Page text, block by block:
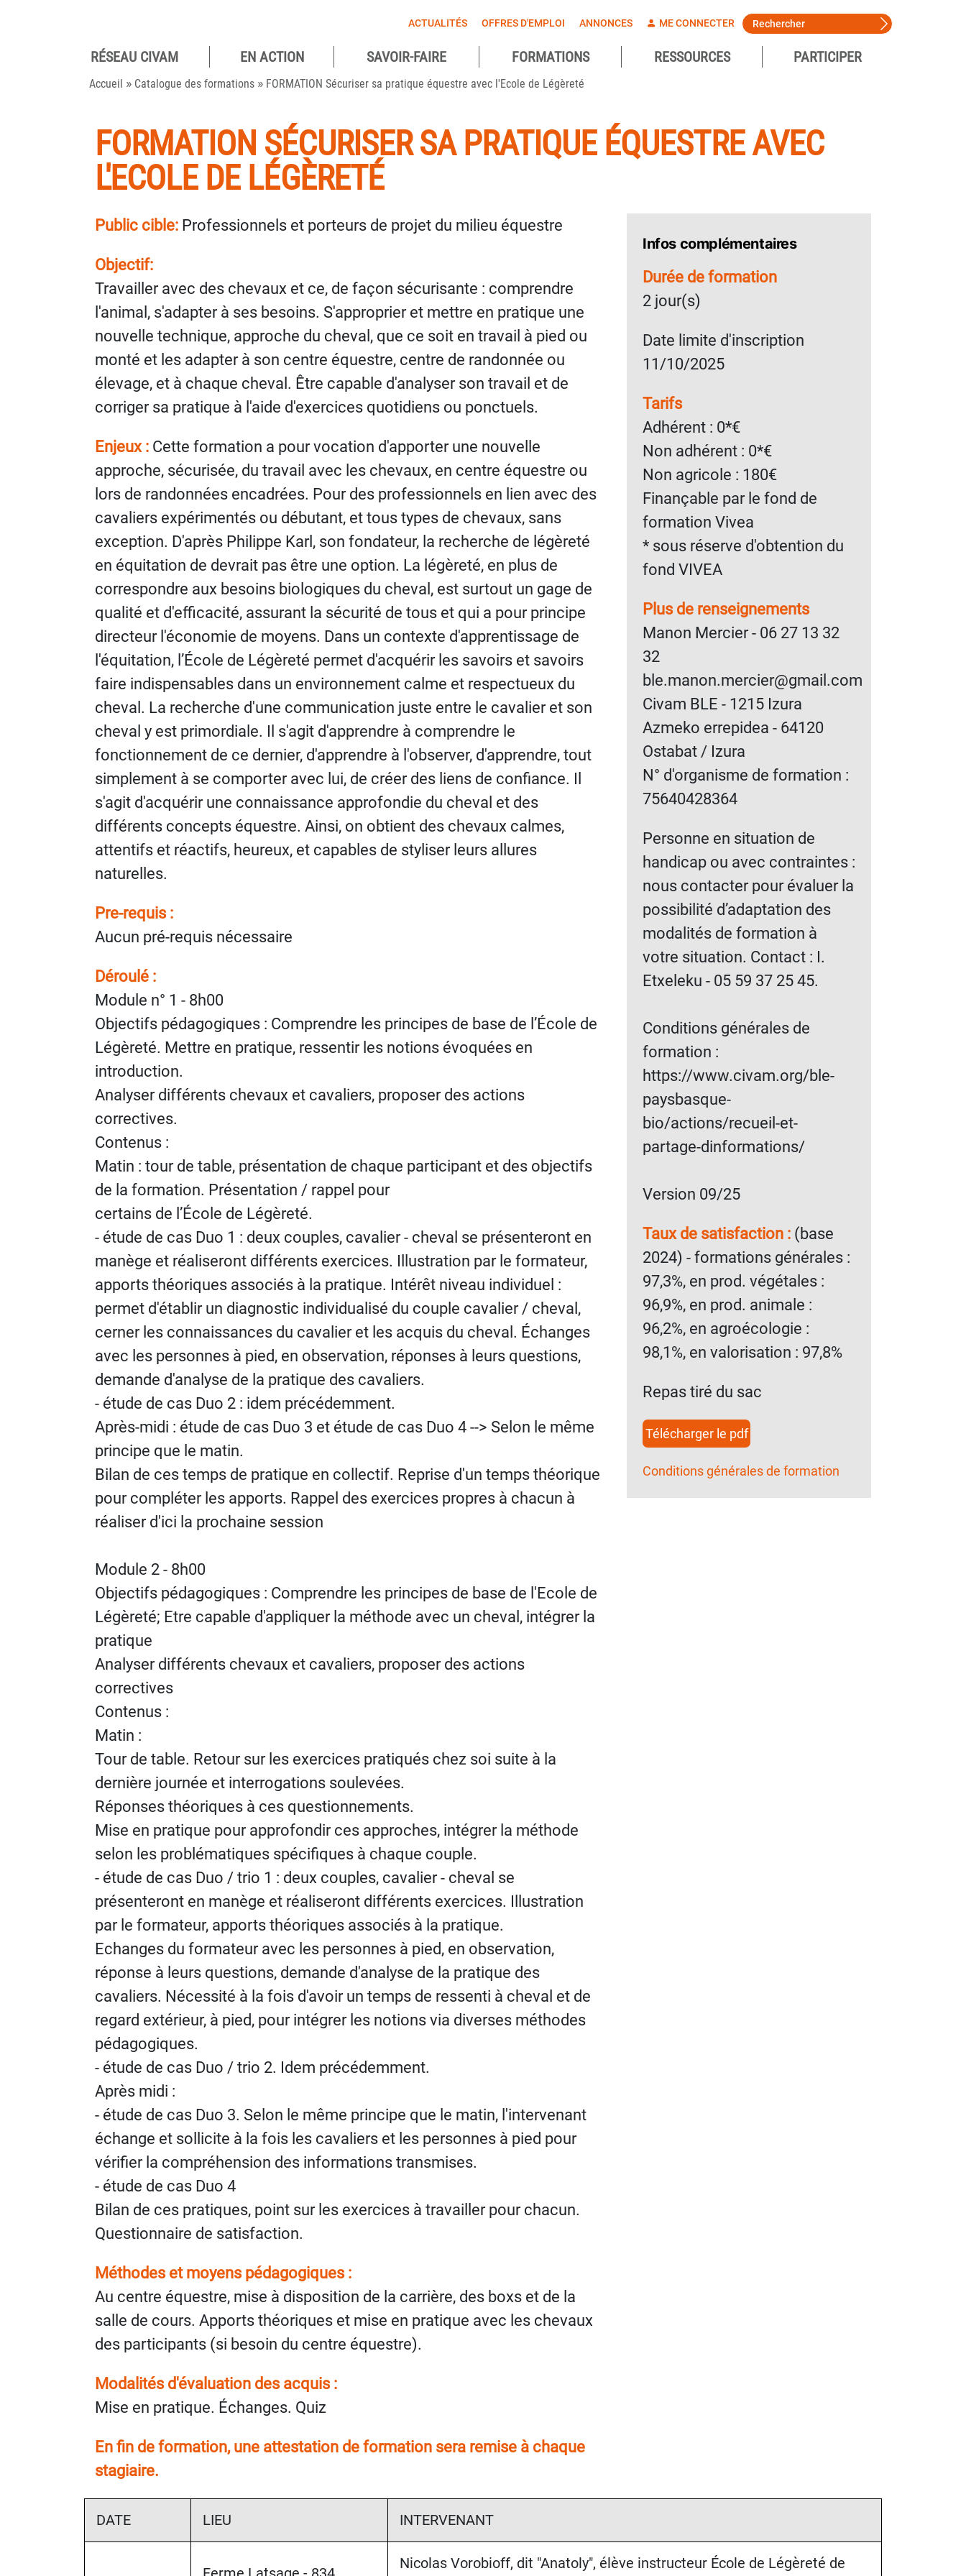
ACTUALITÉS OFFRES D'EMPLOI ANNONCES ME CONNECTER
Pour des
campagnes
vivantes
RÉSEAU CIVAM EN ACTION SAVOIR-FAIRE FORMATIONS RESSOURCES PARTICIPER
Accueil » Catalogue des formations » FORMATION Sécuriser sa pratique équestre avec l'Ecole de Légèreté
FORMATION SÉCURISER SA PRATIQUE ÉQUESTRE AVEC
L'ECOLE DE LÉGÈRETÉ
Public cible: Professionnels et porteurs de projet du milieu équestre
Objectif:
Travailler avec des chevaux et ce, de façon sécurisante : comprendre
l'animal, s'adapter à ses besoins. S'approprier et mettre en pratique une
nouvelle technique, approche du cheval, que ce soit en travail à pied ou
monté et les adapter à son centre équestre, centre de randonnée ou
élevage, et à chaque cheval. Être capable d'analyser son travail et de
corriger sa pratique à l'aide d'exercices quotidiens ou ponctuels.
Enjeux : Cette formation a pour vocation d'apporter une nouvelle
approche, sécurisée, du travail avec les chevaux, en centre équestre ou
lors de randonnées encadrées. Pour des professionnels en lien avec des
cavaliers expérimentés ou débutant, et tous types de chevaux, sans
exception. D'après Philippe Karl, son fondateur, la recherche de légèreté
en équitation de devrait pas être une option. La légèreté, en plus de
correspondre aux besoins biologiques du cheval, est surtout un gage de
qualité et d'efficacité, assurant la sécurité de tous et qui a pour principe
directeur l'économie de moyens. Dans un contexte d'apprentissage de
l'équitation, l’École de Légèreté permet d'acquérir les savoirs et savoirs
faire indispensables dans un environnement calme et respectueux du
cheval. La recherche d'une communication juste entre le cavalier et son
cheval y est primordiale. Il s'agit d'apprendre à comprendre le
fonctionnement de ce dernier, d'apprendre à l'observer, d'apprendre, tout
simplement à se comporter avec lui, de créer des liens de confiance. Il
s'agit d'acquérir une connaissance approfondie du cheval et des
différents concepts équestre. Ainsi, on obtient des chevaux calmes,
attentifs et réactifs, heureux, et capables de styliser leurs allures
naturelles.
Pre-requis :
Aucun pré-requis nécessaire
Déroulé :
Module n° 1 - 8h00
Objectifs pédagogiques : Comprendre les principes de base de l’École de
Légèreté. Mettre en pratique, ressentir les notions évoquées en
introduction.
Analyser différents chevaux et cavaliers, proposer des actions
correctives.
Contenus :
Matin : tour de table, présentation de chaque participant et des objectifs
de la formation. Présentation / rappel pour
certains de l’École de Légèreté.
- étude de cas Duo 1 : deux couples, cavalier - cheval se présenteront en
manège et réaliseront différents exercices. Illustration par le formateur,
apports théoriques associés à la pratique. Intérêt niveau individuel :
permet d'établir un diagnostic individualisé du couple cavalier / cheval,
cerner les connaissances du cavalier et les acquis du cheval. Échanges
avec les personnes à pied, en observation, réponses à leurs questions,
demande d'analyse de la pratique des cavaliers.
- étude de cas Duo 2 : idem précédemment.
Après-midi : étude de cas Duo 3 et étude de cas Duo 4 --> Selon le même
principe que le matin.
Bilan de ces temps de pratique en collectif. Reprise d'un temps théorique
pour compléter les apports. Rappel des exercices propres à chacun à
réaliser d'ici la prochaine session
Module 2 - 8h00
Objectifs pédagogiques : Comprendre les principes de base de l'Ecole de
Légèreté; Etre capable d'appliquer la méthode avec un cheval, intégrer la
pratique
Analyser différents chevaux et cavaliers, proposer des actions
correctives
Contenus :
Matin :
Tour de table. Retour sur les exercices pratiqués chez soi suite à la
dernière journée et interrogations soulevées.
Réponses théoriques à ces questionnements.
Mise en pratique pour approfondir ces approches, intégrer la méthode
selon les problématiques spécifiques à chaque couple.
- étude de cas Duo / trio 1 : deux couples, cavalier - cheval se
présenteront en manège et réaliseront différents exercices. Illustration
par le formateur, apports théoriques associés à la pratique.
Echanges du formateur avec les personnes à pied, en observation,
réponse à leurs questions, demande d'analyse de la pratique des
cavaliers. Nécessité à la fois d'avoir un temps de ressenti à cheval et de
regard extérieur, à pied, pour intégrer les notions via diverses méthodes
pédagogiques.
- étude de cas Duo / trio 2. Idem précédemment.
Après midi :
- étude de cas Duo 3. Selon le même principe que le matin, l'intervenant
échange et sollicite à la fois les cavaliers et les personnes à pied pour
vérifier la compréhension des informations transmises.
- étude de cas Duo 4
Bilan de ces pratiques, point sur les exercices à travailler pour chacun.
Questionnaire de satisfaction.
Méthodes et moyens pédagogiques :
Au centre équestre, mise à disposition de la carrière, des boxs et de la
salle de cours. Apports théoriques et mise en pratique avec les chevaux
des participants (si besoin du centre équestre).
Modalités d'évaluation des acquis :
Mise en pratique. Échanges. Quiz
En fin de formation, une attestation de formation sera remise à chaque
stagiaire.
Infos complémentaires
Durée de formation
2 jour(s)
Date limite d'inscription
11/10/2025
Tarifs
Adhérent : 0*€
Non adhérent : 0*€
Non agricole : 180€
Finançable par le fond de
formation Vivea
* sous réserve d'obtention du
fond VIVEA
Plus de renseignements
Manon Mercier - 06 27 13 32
32
ble.manon.mercier@gmail.com
Civam BLE - 1215 Izura
Azmeko errepidea - 64120
Ostabat / Izura
N° d'organisme de formation :
75640428364
Personne en situation de
handicap ou avec contraintes :
nous contacter pour évaluer la
possibilité d’adaptation des
modalités de formation à
votre situation. Contact : I.
Etxeleku - 05 59 37 25 45.
Conditions générales de
formation :
https://www.civam.org/ble-
paysbasque-
bio/actions/recueil-et-
partage-dinformations/
Version 09/25
Taux de satisfaction : (base
2024) - formations générales :
97,3%, en prod. végétales :
96,9%, en prod. animale :
96,2%, en agroécologie :
98,1%, en valorisation : 97,8%
Repas tiré du sac
Télécharger le pdf
Conditions générales de formation
DATE LIEU INTERVENANT
Nicolas Vorobioff, dit "Anatoly", élève instructeur École de Légèreté de